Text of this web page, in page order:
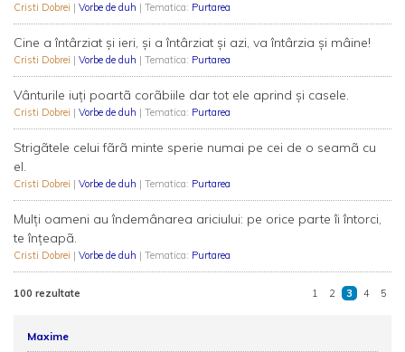
Cristi Dobrei | Vorbe de duh | Tematica: Purtarea
Cine a întârziat şi ieri, şi a întârziat şi azi, va întârzia şi mâine!
Cristi Dobrei | Vorbe de duh | Tematica: Purtarea
Vânturile iuţi poartã corãbiile dar tot ele aprind şi casele.
Cristi Dobrei | Vorbe de duh | Tematica: Purtarea
Strigãtele celui fãrã minte sperie numai pe cei de o seamã cu
el.
Cristi Dobrei | Vorbe de duh | Tematica: Purtarea
Mulţi oameni au îndemânarea ariciului: pe orice parte îi întorci,
te înţeapã.
Cristi Dobrei | Vorbe de duh | Tematica: Purtarea
100 rezultate 1 2 3 4 5
Maxime